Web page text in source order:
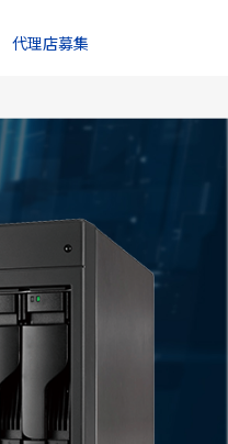
代理店募集